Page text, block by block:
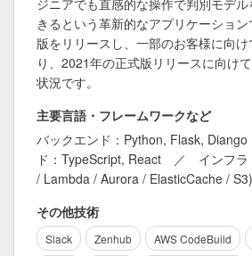
ジニアでも直感的な操作で判別モデ
きるという革新的なアプリケーショ
版をリリースし、一部のお客様に向
り、2021年の正式版リリースに向け
状況です。
主要言語・フレームワークなど
バックエンド：Python, Flask,
ド：TypeScript, React ／ インフラ
/ Lambda / Aurora / ElasticCache / S3)
その他技術
Slack Zenhub AWS CodeBuild